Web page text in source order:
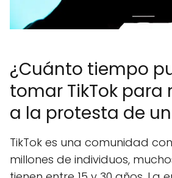
¿Cuánto tiempo
tomar TikTok para
a la protesta de
TikTok es una comunidad
millones de individuos,